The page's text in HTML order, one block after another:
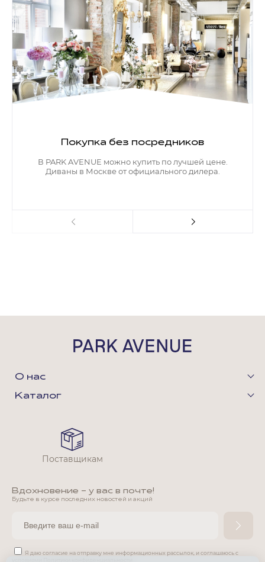
Покупка без посредников
В PARK AVENUE можно купить по лучшей цене.
Диваны в Москве от официального дилера.
О нас
Каталог
Вдохновение - у вас в почте!
Будьте в курсе последних новостей и акций
Я даю согласие на отправку мне информационных рассылок, и соглашаюсь с
Поставщикам